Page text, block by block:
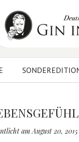
am August 20,